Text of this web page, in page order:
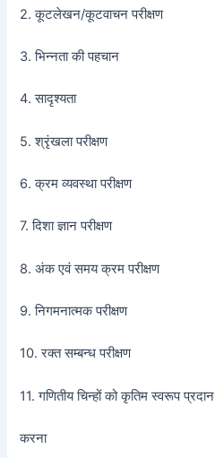
2. कूटलेखन/कूटवाचन परीक्षण
3. भिन्नता की पहचान
4. सादृश्यता
5. श्रृंखला परीक्षण
6. क्रम व्यवस्था परीक्षण
7. दिशा ज्ञान परीक्षण
8. अंक एवं समय क्रम परीक्षण
9. निगमनात्मक परीक्षण
10. रक्त सम्बन्ध परीक्षण
11. गणितीय चिन्हों को कृतिम स्वरूप प्रदान
करना